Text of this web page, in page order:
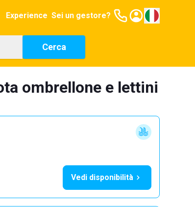
Experience Sei un gestore?
Cerca
ombrellone e lettini
Vedi disponibilità